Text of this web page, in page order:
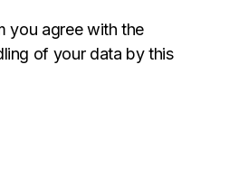
you agree with the
of your data by this